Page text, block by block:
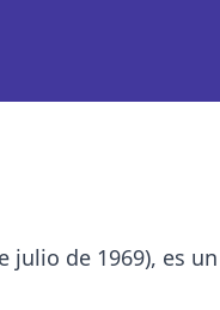
julio de 1969), es